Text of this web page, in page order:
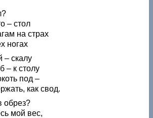
– стол
на страх
ногах
– скалу
– к столу
под –
как свод.
обрез?
мой вес,